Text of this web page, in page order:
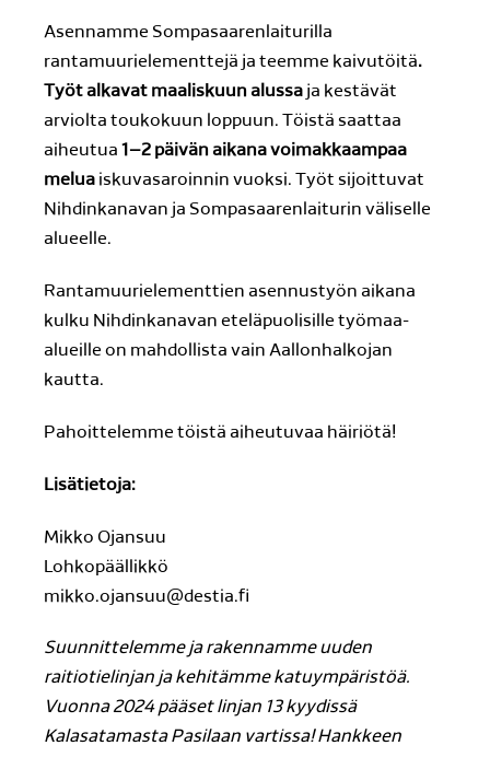
Asennamme Sompasaarenlaiturilla
rantamuurielementtejä ja teemme kaivutöitä.
Työt alkavat maaliskuun alussa ja kestävät
arviolta toukokuun loppuun. Töistä saattaa
aiheutua 1–2 päivän aikana voimakkaampaa
melua iskuvasaroinnin vuoksi. Työt sijoittuvat
Nihdinkanavan ja Sompasaarenlaiturin väliselle
alueelle.
Rantamuurielementtien asennustyön aikana
kulku Nihdinkanavan eteläpuolisille työmaa-
alueille on mahdollista vain Aallonhalkojan
kautta.
Pahoittelemme töistä aiheutuvaa häiriötä!
Lisätietoja:
Mikko Ojansuu
Lohkopäällikkö
mikko.ojansuu@destia.fi
Suunnittelemme ja rakennamme uuden
raitiotielinjan ja kehitämme katuympäristöä.
Vuonna 2024 pääset linjan 13 kyydissä
Kalasatamasta Pasilaan vartissa! Hankkeen